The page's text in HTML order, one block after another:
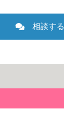
相談する